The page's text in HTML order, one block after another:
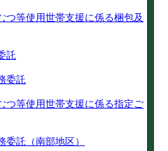
つ等使用世帯支援に係る梱包及
託
委託
つ等使用世帯支援に係る指定ご
託（南部地区）